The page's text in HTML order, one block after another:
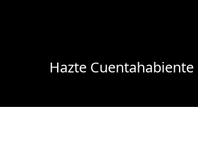
Hazte Cuentahabiente